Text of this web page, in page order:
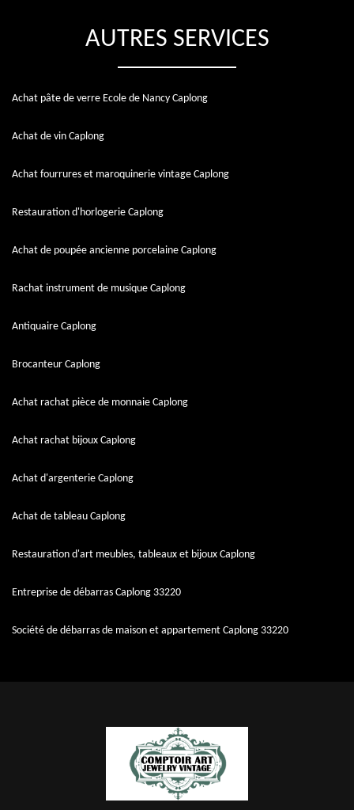
AUTRES SERVICES
Achat pâte de verre Ecole de Nancy Caplong
Achat de vin Caplong
Achat fourrures et maroquinerie vintage Caplong
Restauration d'horlogerie Caplong
Achat de poupée ancienne porcelaine Caplong
Rachat instrument de musique Caplong
Antiquaire Caplong
Brocanteur Caplong
Achat rachat pièce de monnaie Caplong
Achat rachat bijoux Caplong
Achat d'argenterie Caplong
Achat de tableau Caplong
Restauration d'art meubles, tableaux et bijoux Caplong
Entreprise de débarras Caplong 33220
Société de débarras de maison et appartement Caplong 33220